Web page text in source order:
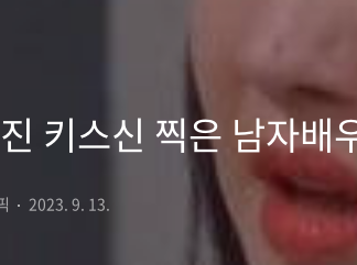
키스신 찍은 남자배
2023. 9. 13.